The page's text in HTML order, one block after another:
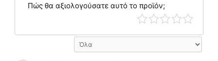
Πώς θα αξιολογούσατε αυτό το προϊόν;